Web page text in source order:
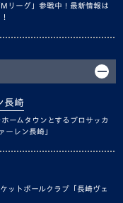
リーグ」参戦中！最新情報は
長崎
ームタウンとするプロサッカ
ーレン長崎」
ットボールクラブ「長崎ヴェ